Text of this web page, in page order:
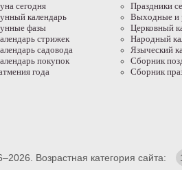
сегодня
календарь
фазы
стрижек
садовода
покупок
года
Праздники
Выходные и
Церковный
Народный
Языческий
Сборник
Сборник
Возрастная категория сайта: